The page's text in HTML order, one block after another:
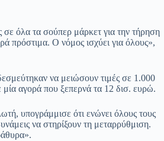
όλα τα σούπερ μάρκετ για την τήρηση
πρόστιμα. Ο νόμος ισχύει για όλους»,
να μειώσουν τιμές σε 1.000
μία αγορά που ξεπερνά τα 12 δισ. ευρώ.
υπογράμμισε ότι ενώνει όλους τους
να στηρίξουν τη μεταρρύθμιση.